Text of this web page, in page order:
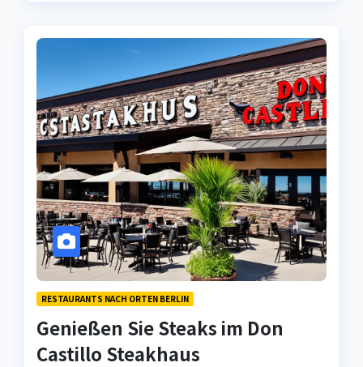
RESTAURANTS NACH ORTEN BERLIN
Genießen Sie Steaks im Don
Castillo Steakhaus